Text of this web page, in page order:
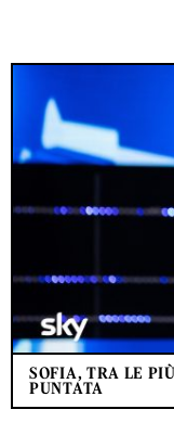
SOFIA, TRA LE
PUNTATA